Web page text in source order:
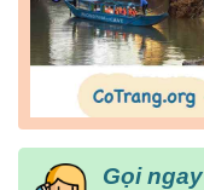
Gọi ngay